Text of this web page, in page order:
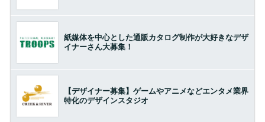
紙媒体を中心とした通販カタログ制作が大好きなデザ
イナーさん大募集！
【デザイナー募集】ゲームやアニメなどエンタメ業界
特化のデザインスタジオ